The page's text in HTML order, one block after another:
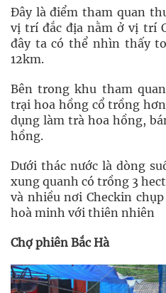
Đây là điểm tham quan
vị trí đắc địa nằm ở vị trí
đây ta có thể nhìn thấy
12km.
Bên trong khu tham
trại hoa hồng cổ trồng
dụng làm trà hoa hồng,
hồng.
Dưới thác nước là dòng
xung quanh có trồng 3
và nhiều nơi Checkin
hoà minh với thiên nhiên
Chợ phiên Bắc Hà